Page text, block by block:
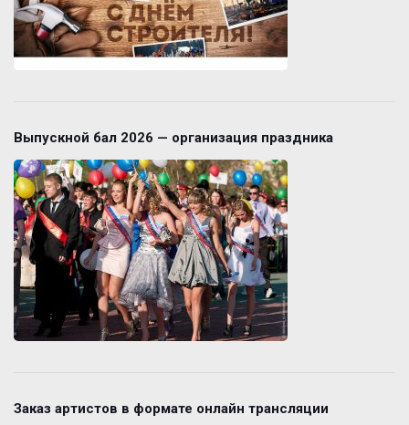
Выпускной бал 2026 — организация праздника
Заказ артистов в формате онлайн трансляции